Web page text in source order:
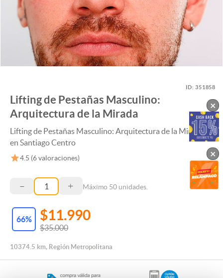
ID:351858
Lifting de Pestañas Masculino:
Arquitectura de la Mirada
Lifting de Pestañas Masculino: Arquitectura de la Mirada
en Santiago Centro
4.5 (6 valoraciones)
– + Máximo 50 unidades.
66% $11.990
$35.000
10374.5 km, Región Metropolitana
×
×